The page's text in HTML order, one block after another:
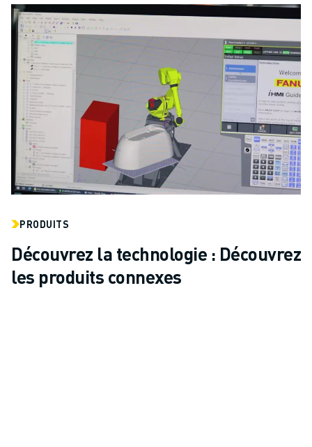
PRODUITS
Découvrez la technologie : Découvrez
les produits connexes